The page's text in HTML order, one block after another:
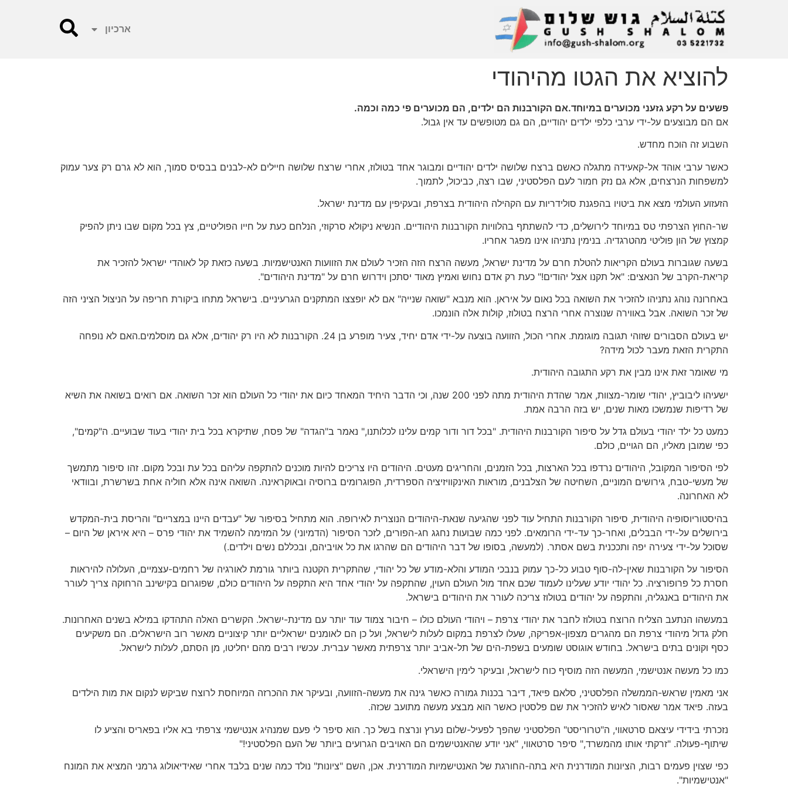
ארכיון
להוציא את הגטו מהיהודי
פשעים על רקע גזעני מכוערים במיוחד.אם הקורבנות הם ילדים, הם מכוערים פי כמה וכמה.
אם הם מבוצעים על-ידי ערבי כלפי ילדים יהודיים, הם גם מטופשים עד אין גבול.
השבוע זה הוכח מחדש.
כאשר ערבי אוהד אל-קאעידה מתגלה כאשם ברצח שלושה ילדים יהודיים ומבוגר אחד בטולוז, אחרי שרצח שלושה חיילים לא-לבנים בבסיס סמוך, הוא לא גרם רק צער עמוק
למשפחות הנרצחים, אלא גם נזק חמור לעם הפלסטיני, שבו רצה, כביכול, לתמוך.
הזעזוע העולמי מצא את ביטויו בהפגנת סולידריות עם הקהילה היהודית בצרפת, ובעקיפין עם מדינת ישראל.
שר-החוץ הצרפתי טס במיוחד לירושלים, כדי להשתתף בהלוויות הקורבנות היהודיים. הנשיא ניקולא סרקוזי, הנלחם כעת על חייו הפוליטיים, צץ בכל מקום שבו ניתן להפיק
קמצוץ של הון פוליטי מהטרגדיה. בנימין נתניהו אינו מפגר אחריו.
בשעה שגוברות בעולם הקריאות להטלת חרם על מדינת ישראל, מעשה הרצח הזה הזכיר לעולם את הזוועות האנטישמיות. בשעה כזאת קל לאוהדי ישראל להזכיר את
קריאת-הקרב של הנאצים: "אל תקנו אצל יהודים!" כעת רק אדם נחוש ואמיץ מאוד יסתכן וידרוש חרם על "מדינת היהודים".
באחרונה נוהג נתניהו להזכיר את השואה בכל נאום על איראן. הוא מנבא "שואה שנייה" אם לא יופצצו המתקנים הגרעיניים. בישראל מתחו ביקורת חריפה על הניצול הציני הזה
של זכר השואה. אבל באווירה שנוצרה אחרי הרצח בטולוז, קולות אלה הונמכו.
יש בעולם הסבורים שזוהי תגובה מוגזמת. אחרי הכול, הזוועה בוצעה על-ידי אדם יחיד, צעיר מופרע בן 24. הקורבנות לא היו רק יהודים, אלא גם מוסלמים.האם לא נופחה
התקרית הזאת מעבר לכול מידה?
מי שאומר זאת אינו מבין את רקע התגובה היהודית.
ישעיהו ליבוביץ, יהודי שומר-מצוות, אמר שהדת היהודית מתה לפני 200 שנה, וכי הדבר היחיד המאחד כיום את יהודי כל העולם הוא זכר השואה. אם רואים בשואה את השיא
של רדיפות שנמשכו מאות שנים, יש בזה הרבה אמת.
כמעט כל ילד יהודי בעולם גדל על סיפור הקורבנות היהודית. "בכל דור ודור קמים עלינו לכלותנו," נאמר ב"הגדה" של פסח, שתיקרא בכל בית יהודי בעוד שבועיים. ה"קמים",
כפי שמובן מאליו, הם הגויים, כולם.
לפי הסיפור המקובל, היהודים נרדפו בכל הארצות, בכל הזמנים, והחריגים מעטים. היהודים היו צריכים להיות מוכנים להתקפה עליהם בכל עת ובכל מקום. זהו סיפור מתמשך
של מעשי-טבח, גירושים המוניים, השחיטה של הצלבנים, מוראות האינקוויזיציה הספרדית, הפוגרומים ברוסיה ובאוקראינה. השואה אינה אלא חוליה אחת בשרשרת, ובוודאי
לא האחרונה.
בהיסטוריוסופיה היהודית, סיפור הקורבנות התחיל עוד לפני שהגיעה שנאת-היהודים הנוצרית לאירופה. הוא מתחיל בסיפור של "עבדים היינו במצריים" והריסת בית-המקדש
בירושלים על-ידי הבבלים, ואחר-כך עד-ידי הרומאים. לפני כמה שבועות נחגג חג-הפורים, לזכר הסיפור (הדמיוני) על המזימה להשמיד את יהודי פרס – היא איראן של היום –
שסוכל על-ידי צעירה יפה ותככנית בשם אסתר. (למעשה, בסופו של דבר היהודים הם שהרגו את כל אויביהם, ובכללם נשים וילדים.)
הסיפור על הקורבנות שאין-לה-סוף טבוע כל-כך עמוק בנבכי המודע והלא-מודע של כל יהודי, שהתקרית הקטנה ביותר גורמת לאורגיה של רחמים-עצמיים, העלולה להיראות
חסרת כל פרופורציה. כל יהודי יודע שעלינו לעמוד שכם אחד מול העולם העוין, שהתקפה על יהודי אחד היא התקפה על היהודים כולם, שפוגרום בקישינב הרחוקה צריך לעורר
את היהודים באנגליה, והתקפה על יהודים בטולוז צריכה לעורר את היהודים בישראל.
במעשהו הנתעב הצליח הרוצח בטולוז לחבר את יהודי צרפת – ויהודי העולם כולו – חיבור צמוד עוד יותר עם מדינת-ישראל. הקשרים האלה התהדקו במילא בשנים האחרונות.
חלק גדול מיהודי צרפת הם מהגרים מצפון-אפריקה, שעלו לצרפת במקום לעלות לישראל, ועל כן הם לאומנים ישראליים יותר קיצוניים מאשר רוב הישראלים. הם משקיעים
כסף וקונים בתים בישראל. בחודש אוגוסט שומעים בשפת-הים של תל-אביב יותר צרפתית מאשר עברית. עכשיו רבים מהם יחליטו, מן הסתם, לעלות לישראל.
כמו כל מעשה אנטישמי, המעשה הזה מוסיף כוח לישראל, ובעיקר לימין הישראלי.
אני מאמין שראש-הממשלה הפלסטיני, סלאם פיאד, דיבר בכנות גמורה כאשר גינה את מעשה-הזוועה, ובעיקר את ההכרזה המיוחסת לרוצח שביקש לנקום את מות הילדים
בעזה. פיאד אמר שאסור לאיש להזכיר את שם פלסטין כאשר הוא מבצע מעשה מתועב שכזה.
נזכרתי בידידי עיצאם סרטאווי, ה"טרוריסט" הפלסטיני שהפך לפעיל-שלום נערץ ונרצח בשל כך. הוא סיפר לי פעם שמנהיג אנטישמי צרפתי בא אליו בפאריס והציע לו
שיתוף-פעולה. "זרקתי אותו מהמשרד," סיפר סרטאווי, "אני יודע שהאנטישמים הם האויבים הגרועים ביותר של העם הפלסטיני!"
כפי שצוין פעמים רבות, הציונות המודרנית היא בתה-החורגת של האנטישמיות המודרנית. אכן, השם "ציונות" נולד כמה שנים בלבד אחרי שאידיאולוג גרמני המציא את המונח
"אנטישמיות".